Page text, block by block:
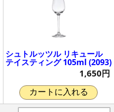
シュトルッツル リキュール
テイスティング 105ml (2093)
1,650円
カートに入れる